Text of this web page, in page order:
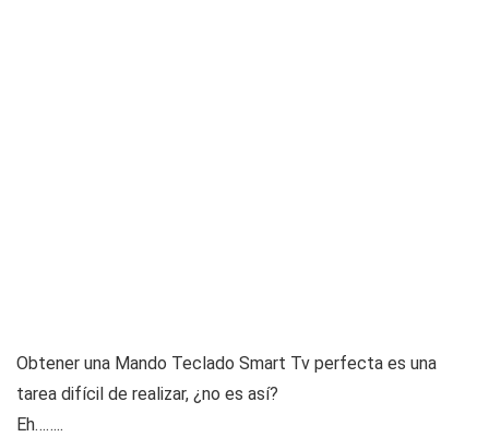
Obtener una Mando Teclado Smart Tv perfecta es una
tarea difícil de realizar, ¿no es así?
Eh……..